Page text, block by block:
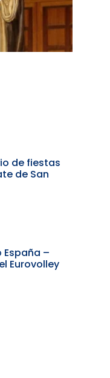
de fiestas
de San
–
Eurovolley